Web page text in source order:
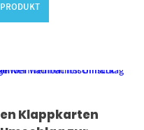
Klappkarten